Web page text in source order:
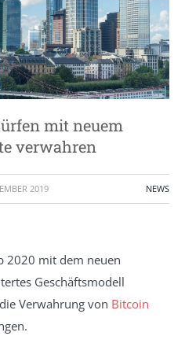
mit neuem
verwahren
2019 NEWS
2020 mit dem neuen
Geschäftsmodell
Verwahrung von Bitcoin